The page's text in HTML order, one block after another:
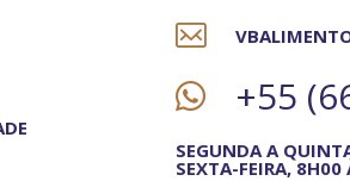
+55
SEGUNDA A
SEXTA-FEIRA,